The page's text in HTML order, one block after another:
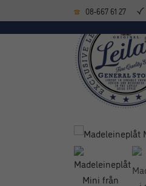
08-667 61 27